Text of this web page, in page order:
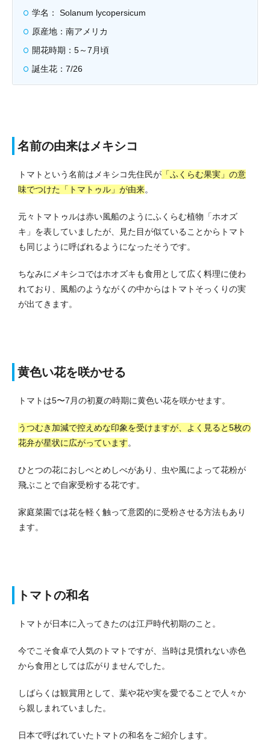
学名：
Solanum lycopersicum
原産地：南アメリカ
開花時期：5～7月頃
誕生花：7/26
名前の由来はメキシコ
トマトという名前はメキシコ先住民が 「ふくらむ果実」の意
味でつけた「トマトゥル」が由来。
元々トマトゥルは赤い風船のようにふくらむ植物「ホオズ
キ」を表していましたが、見た目が似ていることからトマト
も同じように呼ばれるようになったそうです。
ちなみにメキシコではホオズキも食用として広く料理に使わ
れており、風船のようながくの中からはトマトそっくりの実
が出てきます。
黄色い花を咲かせる
トマトは5〜7月の初夏の時期に黄色い花を咲かせます。
うつむき加減で控えめな印象を受けますが、よく見ると5枚の
花弁が星状に広がっています。
ひとつの花におしべとめしべがあり、虫や風によって花粉が
飛ぶことで自家受粉する花です。
家庭菜園では花を軽く触って意図的に受粉させる方法もあり
ます。
トマトの和名
トマトが日本に入ってきたのは江戸時代初期のこと。
今でこそ食卓で人気のトマトですが、当時は見慣れない赤色
から食用としては広がりませんでした。
しばらくは観賞用として、葉や花や実を愛でることで人々か
ら親しまれていました。
日本で呼ばれていたトマトの和名をご紹介します。